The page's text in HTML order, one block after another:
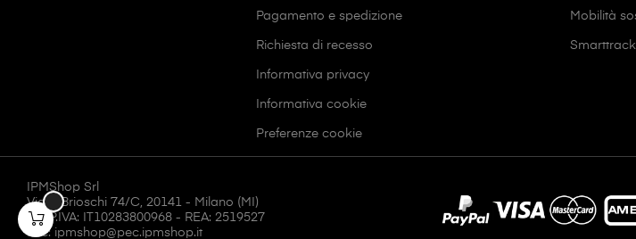
Pagamento e spedizione
Richiesta di recesso
Informativa privacy
Informativa cookie
Preferenze cookie
Mobilità
IPMShop Srl
Via F. Brioschi 74/C, 20141 - Milano (MI)
CF/P.IVA: IT10283800968 - REA: 2519527
Pec: ipmshop@pec.ipmshop.it